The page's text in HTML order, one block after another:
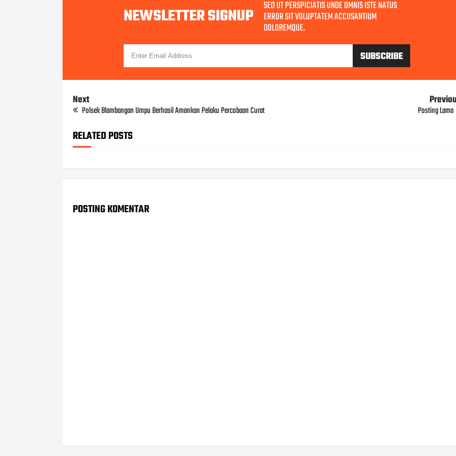
NEWSLETTER SIGNUP SED UT PERSPICIATIS UNDE OMNIS ISTE NATUS
ERROR SIT VOLUPTATEM ACCUSANTIUM
DOLOREMQUE.
Next
Polsek Blambangan Umpu Berhasil Amankan Pelaku Percobaan Curat Posting Lama
RELATED POSTS
POSTING KOMENTAR